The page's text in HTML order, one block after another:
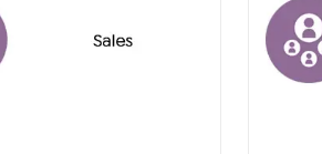
leadership